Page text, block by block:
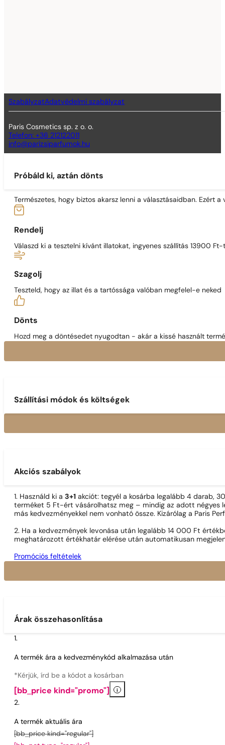
SzabályzatAdatvédelmi szabályzat
Paris Cosmetics sp. z o. o.
Telefon: +36 212122011
info@parizsiparfumok.hu
Próbáld ki, aztán dönts
Természetes, hogy biztos akarsz lenni a választásaidban. Ezért
Rendelj
Válaszd ki a tesztelni kívánt illatokat, ingyenes szállítás 13900 Ft-
Szagolj
Teszteld, hogy az illat és a tartóssága valóban megfelel-e neked
Dönts
Hozd meg a döntésedet nyugodtan - akár a kissé használt
Szállítási módok és költségek
Akciós szabályok
1. Használd ki a 3+1 akciót: tegyél a kosárba legalább 4 darab,
terméket 5 Ft-ért vásárolhatsz meg – mindig az adott négyes
más kedvezményekkel nem vonható össze. Kizárólag a Paris
2. Ha a kedvezmények levonása után legalább 14 000 Ft
meghatározott értékhatár elérése után automatikusan
Promóciós feltételek
Árak összehasonlítása
A termék ára a kedvezménykód alkalmazása után
*Kérjük, írd be a kódot a kosárban
[bb_price kind="promo"] i
A termék aktuális ára
[bb_price kind="regular"]